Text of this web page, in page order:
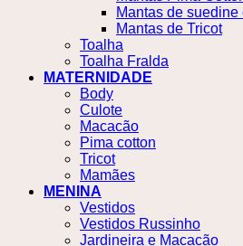
Mantas de suedine
Mantas de Tricot
Toalha
Toalha Fralda
MATERNIDADE
Body
Culote
Macacão
Pima cotton
Tricot
Mamães
MENINA
Vestidos
Vestidos Russinho
Jardineira e Macacão